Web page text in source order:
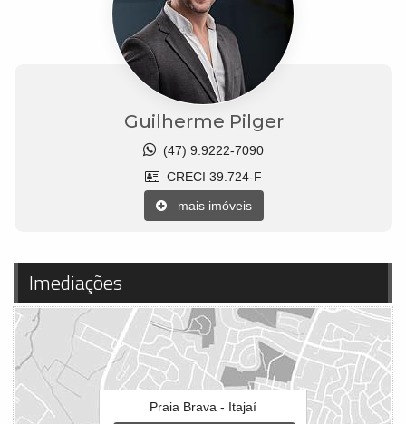
Guilherme Pilger
(47) 9.9222-7090
CRECI 39.724-F
mais imóveis
Imediações
Praia Brava - Itajaí